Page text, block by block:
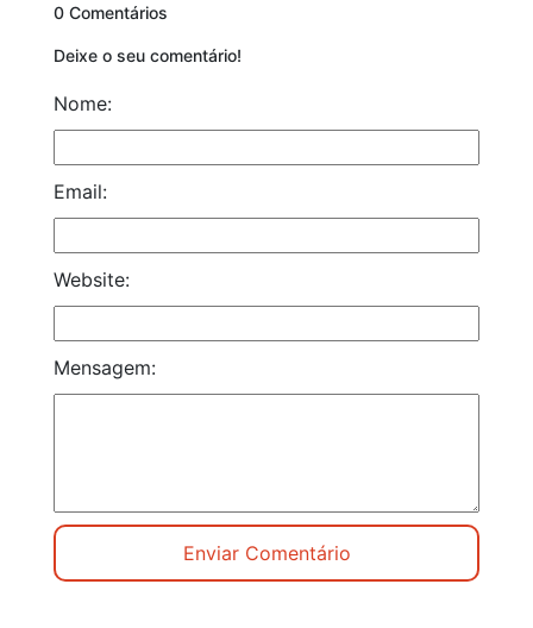
0 Comentários
Deixe o seu comentário!
Nome:
Email:
Website:
Mensagem: